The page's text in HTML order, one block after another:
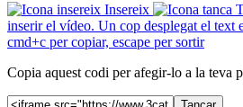
Insereix
inserir el vídeo. Un cop desplegat el text
cmd+c per copiar, escape per sortir
Copia aquest codi per afegir-lo a la teva